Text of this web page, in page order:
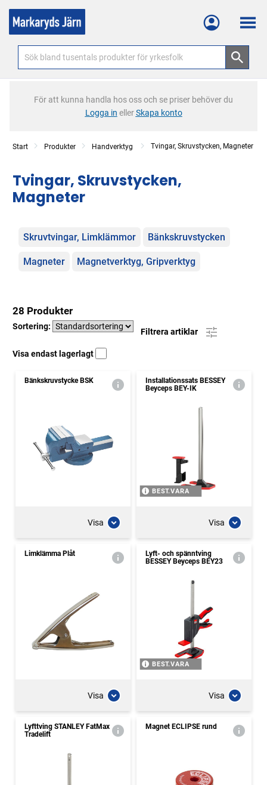
Meny
För att kunna handla hos oss och se priser behöver du
Logga in ellerSkapa konto
Start Produkter Handverktyg Tvingar, Skruvstycken, Magneter
Tvingar, Skruvstycken,
Magneter
Kategorier
Skruvtvingar, Limklämmor Bänkskruvstycken
Magneter Magnetverktyg, Gripverktyg
28 Produkter
Sortering:
Filtrera artiklar
Visa endast lagerlagt
Bänkskruvstycke BSK
Visa
Installationssats BESSEY
Beyceps BEY-IK
BEST.VARA
Visa
Limklämma Plåt
Visa
Lyft- och spänntving
BESSEY Beyceps BEY23
BEST.VARA
Visa
Lyfttving STANLEY FatMax
Tradelift
Magnet ECLIPSE rund